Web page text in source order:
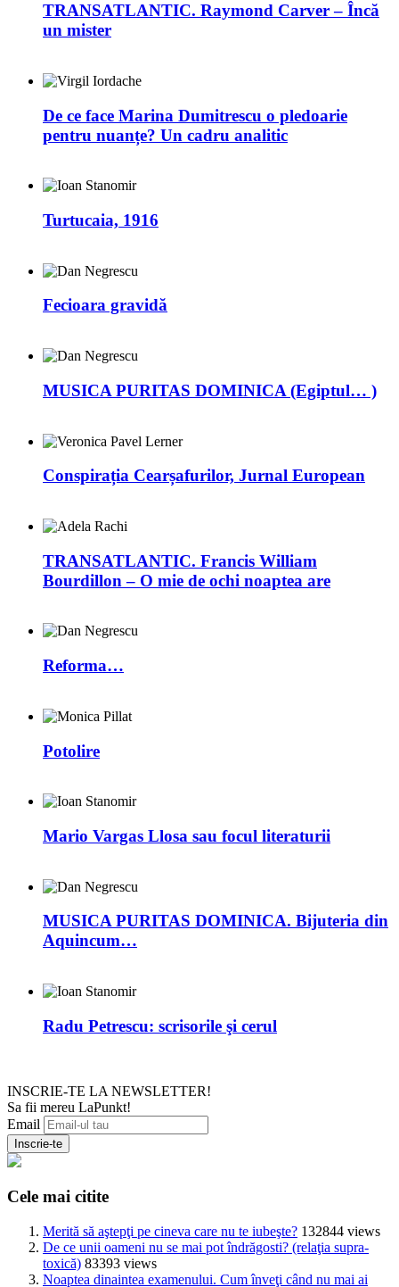
TRANSATLANTIC. Raymond Carver – Încă
un mister
De ce face Marina Dumitrescu o pledoarie
pentru nuanțe? Un cadru analitic
Turtucaia, 1916
Fecioara gravidă
MUSICA PURITAS DOMINICA (Egiptul… )
Conspirația Cearșafurilor, Jurnal European
TRANSATLANTIC. Francis William
Bourdillon – O mie de ochi noaptea are
Reforma…
Potolire
Mario Vargas Llosa sau focul literaturii
MUSICA PURITAS DOMINICA. Bijuteria din
Aquincum…
Radu Petrescu: scrisorile şi cerul
INSCRIE-TE LA NEWSLETTER!
Sa fii mereu LaPunkt!
Email
Cele mai citite
Merită să aştepţi pe cineva care nu te iubeşte? 132844 views
De ce unii oameni nu se mai pot îndrăgosti? (relaţia supra-
toxică) 83393 views
Noaptea dinaintea examenului. Cum înveţi când nu mai ai